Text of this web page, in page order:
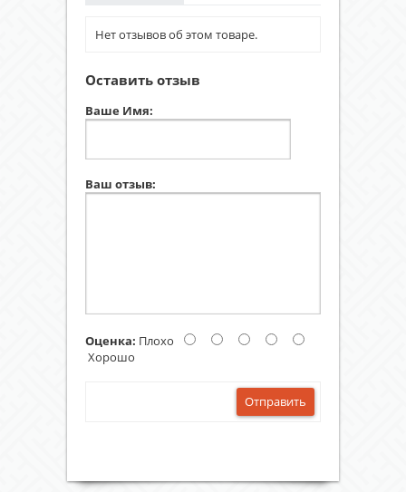
Нет отзывов об этом товаре.
Оставить отзыв
Ваше Имя:
Ваш отзыв:
Оценка: Плохо
Хорошо
Отправить